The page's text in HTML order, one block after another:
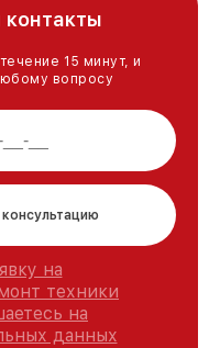
15 минут, и
вопросу
на
техники
на
данных